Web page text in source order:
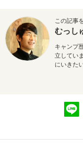
この記事
むっし
キャンプ
立してい
にいきた